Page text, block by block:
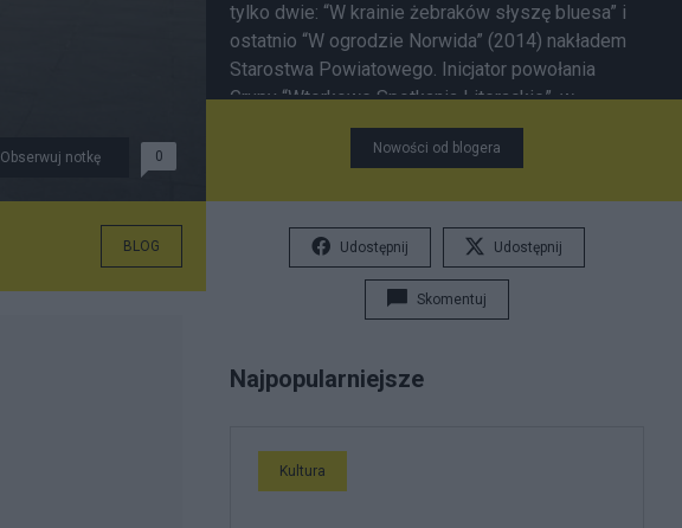
Obserwuj notkę 0
BLOG
tylko dwie: “W krainie żebraków słyszę bluesa” i
ostatnio “W ogrodzie Norwida” (2014) nakładem
Starostwa Powiatowego. Inicjator powołania
Grupy “Wtorkowe Spotkania Literackie”, w
młodości przewodniczący Korespondencyjnego
Klubu Młodych Pisarzy w Słupsku. W 1980 roku
mu pierwsze miejsce za erotyk w Turnieju
Jednego Wiersza. Romanowi Śliwonikowi
poświęcił wtedy kilkanaście wierszy, teraz
zamierza poświęcić mu całą książkę.
Nowości od blogera
Udostępnij Udostępnij
Skomentuj
Najpopularniejsze
Kultura